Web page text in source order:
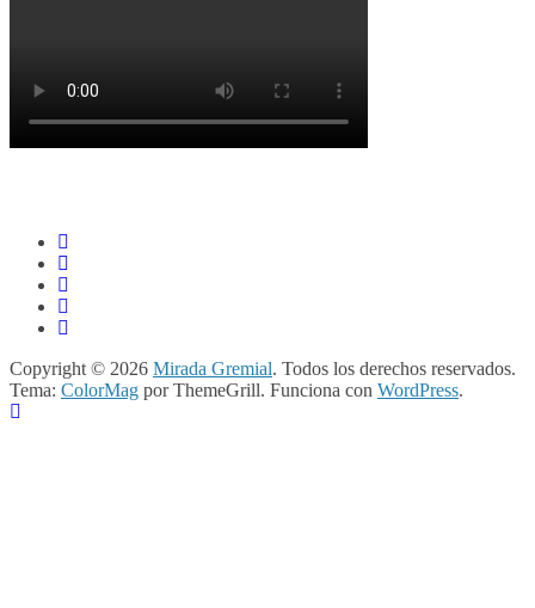
Copyright © 2026 Mirada Gremial. Todos los derechos reservados.
Tema: ColorMag por ThemeGrill. Funciona con WordPress.